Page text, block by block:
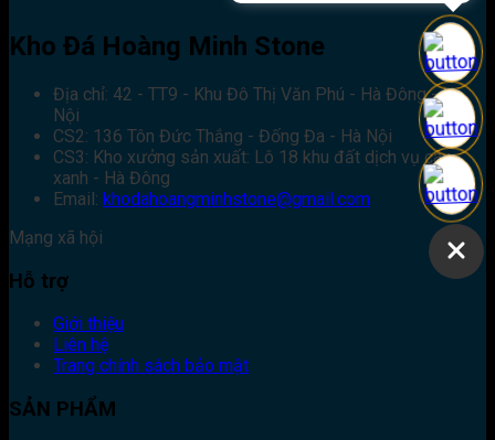
Kho Đá Hoàng Minh Stone
Địa chỉ: 42 - TT9 - Khu Đô Thị Văn Phú - Hà Đông - Hà
Nội
CS2: 136 Tôn Đức Thắng - Đống Đa - Hà Nội
CS3: Kho xưởng sản xuất: Lô 18 khu đất dịch vụ cây
xanh - Hà Đông
Email: khodahoangminhstone@gmail.com
Mạng xã hội
Hỗ trợ
Giới thiệu
Liên hệ
Trang chính sách bảo mật
SẢN PHẨM